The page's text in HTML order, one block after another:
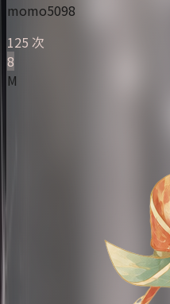
momo5098
125 次
8
M